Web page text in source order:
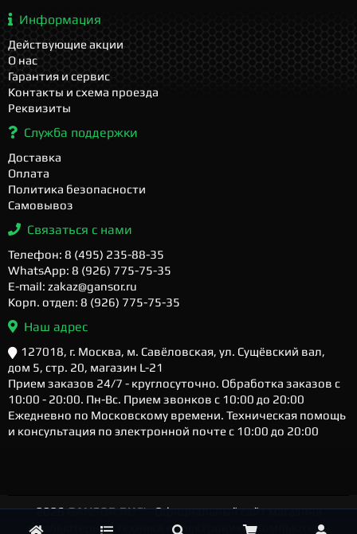
Информация
Действующие акции
О нас
Гарантия и сервис
Контакты и схема проезда
Реквизиты
Служба поддержки
Доставка
Оплата
Политика безопасности
Самовывоз
Связаться с нами
Телефон: 8 (495) 235-88-35
WhatsApp: 8 (926) 775-75-35
E-mail: zakaz@gansor.ru
Корп. отдел: 8 (926) 775-75-35
Наш адрес
127018, г. Москва, м. Савёловская, ул. Сущёвский вал,
дом 5, стр. 20, магазин L-21
Прием заказов 24/7 - круглосуточно. Обработка заказов с
10:00 - 20:00. Пн-Вс. Прием звонков с 10:00 до 20:00
Ежедневно по Московскому времени. Техническая помощь
и консультация по электронной почте с 10:00 до 20:00
2026GANSOR.RU ™- Официальный сайт магазина
компьютерной техники и электроники. Компьютеры